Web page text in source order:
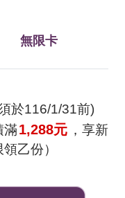
無限卡
於116/1/31前)
滿1,288元 ，享新
乙份）